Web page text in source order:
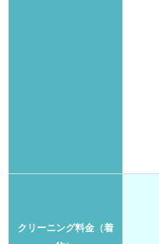
クリーニング料金（着